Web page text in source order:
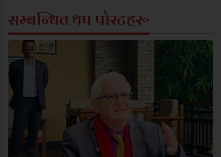
सम्बन्धित थप पोस्टहरू